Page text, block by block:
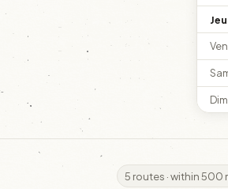
5 routes · within 500